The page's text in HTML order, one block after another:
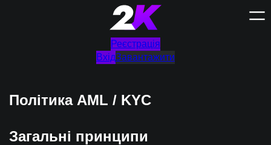
Реєстрація
ВхідЗавантажити
Політика AML / KYC
Загальні принципи